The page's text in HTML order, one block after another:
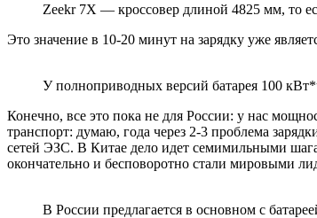
Zeekr 7X — кроссовер длиной 4825 мм, то
Это значение в 10-20 минут на зарядку уже
У полноприводных версий батарея 100
Конечно, все это пока не для России: у нас
транспорт: думаю, года через 2-3 проблема
сетей ЭЗС. В Китае дело идет семимильными
окончательно и бесповоротно стали мировыми
В России предлагается в основном с